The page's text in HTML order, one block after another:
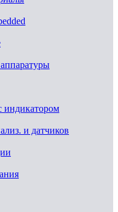
индикатором
и датчиков